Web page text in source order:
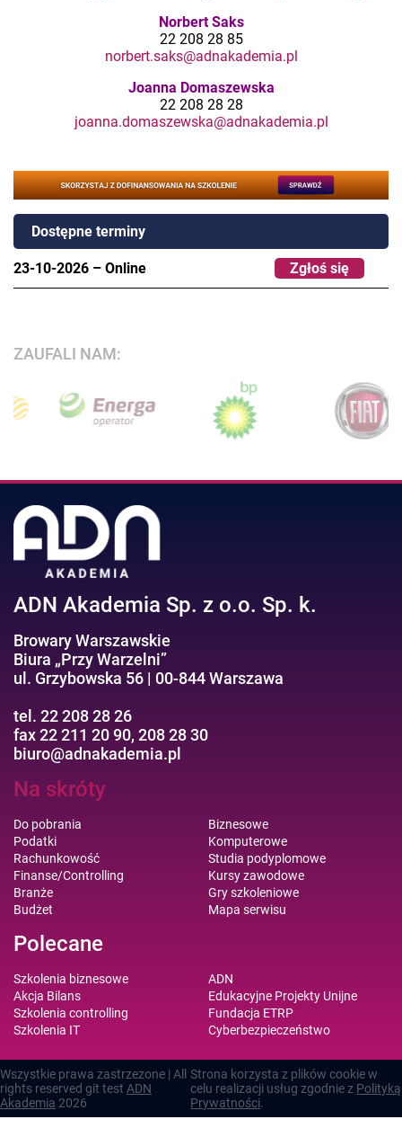
Norbert Saks
22 208 28 85
norbert.saks@adnakademia.pl
Joanna Domaszewska
22 208 28 28
joanna.domaszewska@adnakademia.pl
Dostępne terminy
23-10-2026 – Online Zgłoś się
ZAUFALI NAM:
ADN Akademia Sp. z o.o. Sp. k.
Browary Warszawskie
Biura „Przy Warzelni”
ul. Grzybowska 56 | 00-844 Warszawa
tel. 22 208 28 26
fax 22 211 20 90, 208 28 30
biuro@adnakademia.pl
Na skróty
Do pobrania
Podatki
Rachunkowość
Finanse/Controlling
Branże
Budżet
Biznesowe
Komputerowe
Studia podyplomowe
Kursy zawodowe
Gry szkoleniowe
Mapa serwisu
Polecane
Szkolenia biznesowe
Akcja Bilans
Szkolenia controlling
Szkolenia IT
ADN
Edukacyjne Projekty Unijne
Fundacja ETRP
Cyberbezpieczeństwo
Wszystkie prawa zastrzezone | All
rights reserved git test ADN
Akademia 2026
Strona korzysta z plików cookie w
celu realizacji usług zgodnie z Polityką
Prywatności.